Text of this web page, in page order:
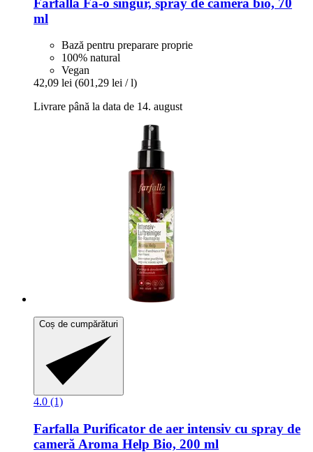
Farfalla Fă-​o singur, spray de cameră bio, 70
ml
Bază pentru preparare proprie
100% natural
Vegan
42,09 lei (601,29 lei / l)
Livrare până la data de 14. august
Coș de cumpărături
4.0 (1)
Farfalla Purificator de aer intensiv cu spray de
cameră Aroma Help Bio, 200 ml